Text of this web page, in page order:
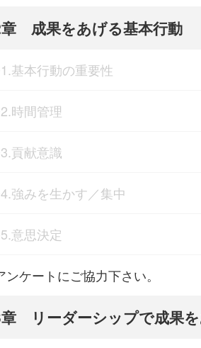
成果をあげる基本行動
基本行動の重要性
時間管理
貢献意識
強みを生かす／集中
意思決定
ンケートにご協力下さい。
リーダーシップで成果